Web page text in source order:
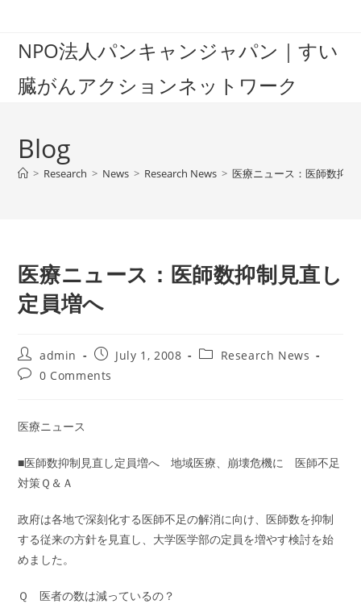
contentNPO法人パンキャンジャパン｜すい
臓がんアクションネットワーク
Blog
> Research > News > Research News > 医療ニュース：医師数抑
医療ニュース：医師数抑制見直し
定員増へ
Post
author:
admin
Post
published:
July 1, 2008
PostResearch News
Post0 Comments
医療ニュース
■医師数抑制見直し定員増へ 地域医療、崩壊危機に 医師不足
対策Ｑ＆Ａ
政府は各地で深刻化する医師不足の解消に向け、医師数を抑制
する従来の方針を見直し、大学医学部の定員を増やす検討を始
めました。
Ｑ 医者の数は減っているの？